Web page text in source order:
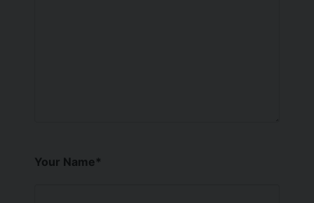
Your Name*